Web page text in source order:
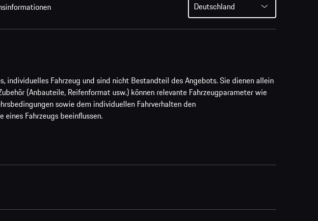
Deutschland
individuelles Fahrzeug und sind nicht Bestandteil des Angebots. Sie dienen allein
(Anbauteile, Reifenformat usw.) können relevante Fahrzeugparameter wie
sowie dem individuellen Fahrverhalten den
Fahrzeugs beeinflussen.